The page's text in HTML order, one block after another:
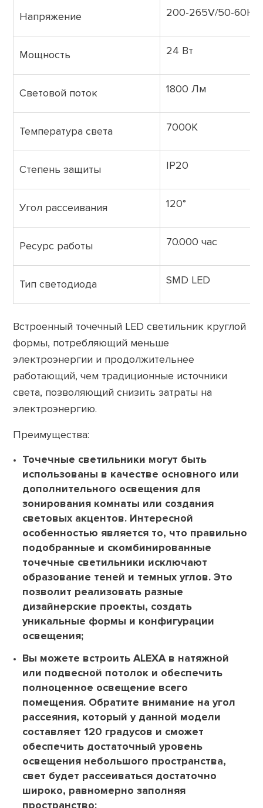
Напряжение 200-265V/50-60Hz
Мощность 24 Вт
Световой поток 1800 Лм
Температура света 7000K
Степень защиты IP20
Угол рассеивания 120°
Ресурс работы 70.000 час
Тип светодиода SMD LED
Встроенный точечный LED светильник круглой
формы, потребляющий меньше
электроэнергии и продолжительнее
работающий, чем традиционные источники
света, позволяющий снизить затраты на
электроэнергию.
Преимущества:
Точечные светильники могут быть
использованы в качестве основного или
дополнительного освещения для
зонирования комнаты или создания
световых акцентов. Интересной
особенностью является то, что правильно
подобранные и скомбинированные
точечные светильники исключают
образование теней и темных углов. Это
позволит реализовать разные
дизайнерские проекты, создать
уникальные формы и конфигурации
освещения;
Вы можете встроить ALEXA в натяжной
или подвесной потолок и обеспечить
полноценное освещение всего
помещения. Обратите внимание на угол
рассеяния, который у данной модели
составляет 120 градусов и сможет
обеспечить достаточный уровень
освещения небольшого пространства,
свет будет рассеиваться достаточно
широко, равномерно заполняя
пространство;